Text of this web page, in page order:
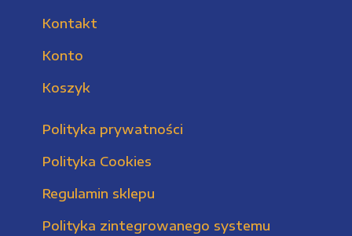
Kontakt
Konto
Koszyk
Polityka prywatności
Polityka Cookies
Regulamin sklepu
Polityka zintegrowanego systemu